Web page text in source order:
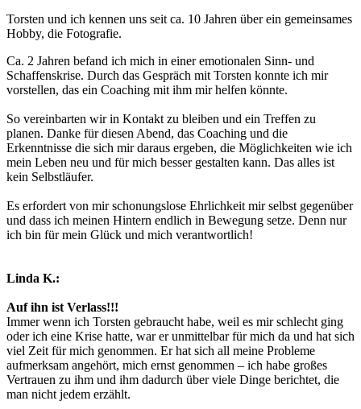
Torsten und ich kennen uns seit ca. 10 Jahren über ein gemeinsames
Hobby, die Fotografie.
Ca. 2 Jahren befand ich mich in einer emotionalen Sinn- und
Schaffenskrise. Durch das Gespräch mit Torsten konnte ich mir
vorstellen, das ein Coaching mit ihm mir helfen könnte.
So vereinbarten wir in Kontakt zu bleiben und ein Treffen zu
planen. Danke für diesen Abend, das Coaching und die
Erkenntnisse die sich mir daraus ergeben, die Möglichkeiten wie ich
mein Leben neu und für mich besser gestalten kann. Das alles ist
kein Selbstläufer.
Es erfordert von mir schonungslose Ehrlichkeit mir selbst gegenüber
und dass ich meinen Hintern endlich in Bewegung setze. Denn nur
ich bin für mein Glück und mich verantwortlich!
Linda K.:
Auf ihn ist Verlass!!!
Immer wenn ich Torsten gebraucht habe, weil es mir schlecht ging
oder ich eine Krise hatte, war er unmittelbar für mich da und hat sich
viel Zeit für mich genommen. Er hat sich all meine Probleme
aufmerksam angehört, mich ernst genommen – ich habe großes
Vertrauen zu ihm und ihm dadurch über viele Dinge berichtet, die
man nicht jedem erzählt.